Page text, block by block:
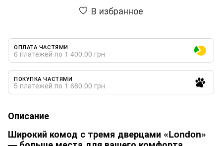
В избранное
ОПЛАТА ЧАСТЯМИ
6 платежей по 1 400.00 грн
ПОКУПКА ЧАСТЯМИ
5 платежей по 1 680.00 грн
Описание
Широкий комод с тремя дверцами «London»